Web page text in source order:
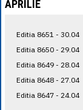
APRILIE
Editia 8651 - 30.04
Editia 8650 - 29.04
Editia 8649 - 28.04
Editia 8648 - 27.04
Editia 8647 - 24.04